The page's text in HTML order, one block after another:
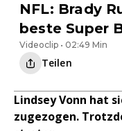
NFL: Brady
beste Super
Videoclip • 02:49 Min
Teilen
Lindsey Vonn hat
zugezogen.